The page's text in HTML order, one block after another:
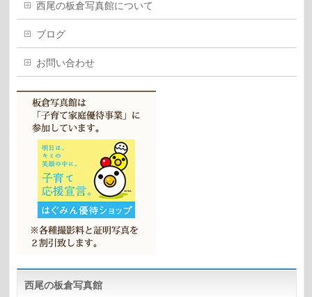
西尾の板倉写真館について
ブログ
お問い合わせ
西尾の板倉写真館